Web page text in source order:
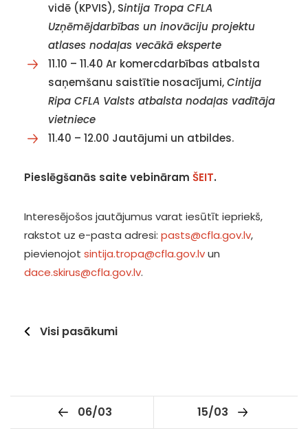
vidē (KPVIS), Sintija Tropa CFLA
Uzņēmējdarbības un inovāciju projektu
atlases nodaļas vecākā eksperte
11.10 – 11.40 Ar komercdarbības atbalsta
saņemšanu saistītie nosacījumi,Cintija
Ripa CFLA Valsts atbalsta nodaļas vadītāja
vietniece
11.40 – 12.00 Jautājumi un atbildes.
Pieslēgšanās saite vebināram ŠEIT.
Interesējošos jautājumus varat iesūtīt iepriekš,
rakstot uz e-pasta adresi: pasts@cfla.gov.lv,
pievienojot sintija.tropa@cfla.gov.lvun
dace.skirus@cfla.gov.lv.
Visi pasākumi
06/03 15/03